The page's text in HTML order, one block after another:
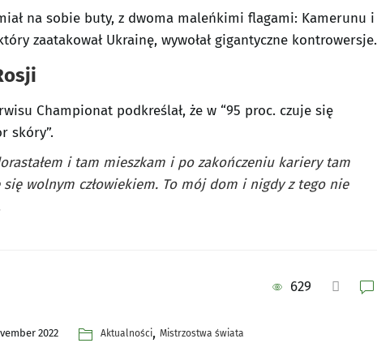
na sobie buty, z dwoma maleńkimi flagami: Kamerunu i
zaatakował Ukrainę, wywołał gigantyczne kontrowersje.
Championat podkreślał, że w “95 proc. czuje się
skóry”.
i tam mieszkam i po zakończeniu kariery tam
wolnym człowiekiem. To mój dom i nigdy z tego nie
629
2022 Aktualności, Mistrzostwa świata